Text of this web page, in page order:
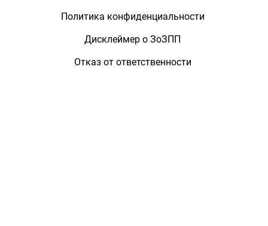
Политика конфиденциальности
Дисклеймер о ЗоЗПП
Отказ от ответственности